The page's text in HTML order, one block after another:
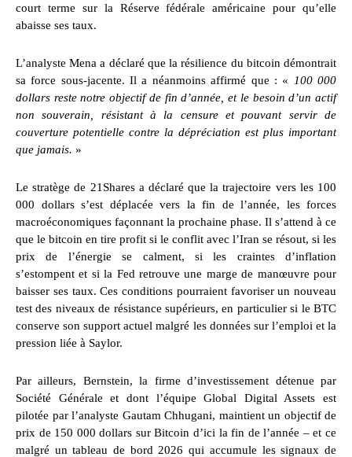
court terme sur la Réserve fédérale américaine pour qu’elle
abaisse ses taux.
L’analyste Mena a déclaré que la résilience du bitcoin démontrait
sa force sous-jacente. Il a néanmoins affirmé que : «
100 000
dollars reste notre objectif de fin d’année, et le besoin d’un actif
non souverain, résistant à la censure et pouvant servir de
couverture potentielle contre la dépréciation est plus important
que jamais. »
Le stratège de 21Shares a déclaré que la trajectoire vers les 100
000 dollars s’est déplacée vers la fin de l’année, les forces
macroéconomiques façonnant la prochaine phase. Il s’attend à ce
que le bitcoin en tire profit si le conflit avec l’Iran se résout, si les
prix de l’énergie se calment, si les craintes d’inflation
s’estompent et si la Fed retrouve une marge de manœuvre pour
baisser ses taux. Ces conditions pourraient favoriser un nouveau
test des niveaux de résistance supérieurs, en particulier si le BTC
conserve son support actuel malgré les données sur l’emploi et la
pression liée à Saylor.
Par ailleurs, Bernstein, la firme d’investissement détenue par
Société Générale et dont l’équipe Global Digital Assets est
pilotée par l’analyste Gautam Chhugani, maintient un objectif de
prix de 150 000 dollars sur Bitcoin d’ici la fin de l’année – et ce
malgré un tableau de bord 2026 qui accumule les signaux de